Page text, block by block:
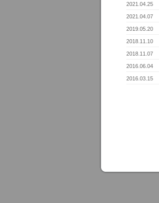
2021.04.25
2021.04.07
2019.05.20
2018.11.10
2018.11.07
2016.06.04
2016.03.15